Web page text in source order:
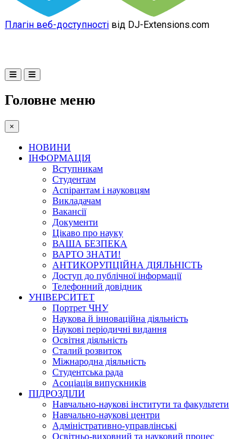
Плагін веб-доступності від DJ-Extensions.com
Головне меню
×
НОВИНИ
ІНФОРМАЦІЯ
Вступникам
Студентам
Аспірантам і науковцям
Викладачам
Вакансії
Документи
Цікаво про науку
ВАША БЕЗПЕКА
ВАРТО ЗНАТИ!
АНТИКОРУПЦІЙНА ДІЯЛЬНІСТЬ
Доступ до публічної інформації
Телефонний довідник
УНІВЕРСИТЕТ
Портрет ЧНУ
Наукова й інноваційна діяльність
Наукові періодичні видання
Освітня діяльність
Сталий розвиток
Міжнародна діяльність
Студентська рада
Асоціація випускників
ПІДРОЗДІЛИ
Навчально-наукові інститути та факультети
Навчально-наукові центри
Адміністративно-управлінські
Освітньо-виховний та науковий процес